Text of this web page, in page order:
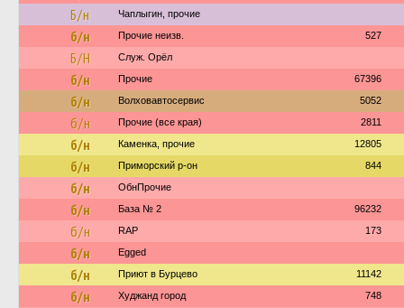
Б/н
Чаплыгин, прочие
б/н Прочие неизв. 527
Б/Н Служ. Орёл
б/н Прочие 67396
б/н Волховавтосервис 5052
б/н Прочие (все края) 2811
б/н Каменка, прочие 12805
б/н Приморский р-он 844
б/н ОбнПрочие
б/н База № 2 96232
б/н RAP 173
б/н Egged
б/н Приют в Бурцево 11142
б/н Худжанд город 748